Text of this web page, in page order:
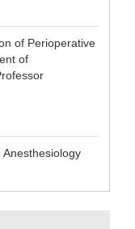
of Perioperative
of
Anesthesiology